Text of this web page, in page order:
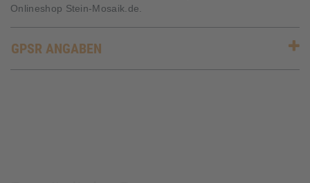
Onlineshop Stein-Mosaik.de.
GPSR ANGABEN